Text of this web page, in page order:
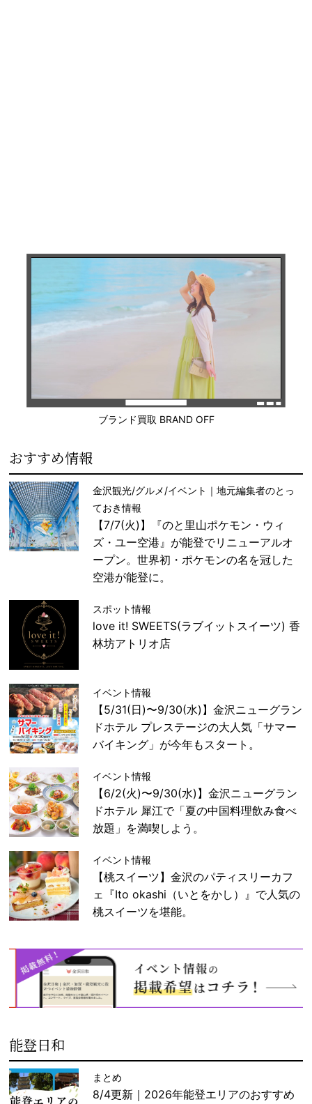
ブランド買取 BRAND OFF
おすすめ情報
金沢観光/グルメ/イベント｜地元編集者のとっ
ておき情報
【7/7(火)】『のと里山ポケモン・ウィ
ズ・ユー空港』が能登でリニューアルオ
ープン。世界初・ポケモンの名を冠した
空港が能登に。
スポット情報
love it! SWEETS(ラブイットスイーツ) 香
林坊アトリオ店
イベント情報
【5/31(日)〜9/30(水)】金沢ニューグラン
ドホテル プレステージの大人気「サマー
バイキング」が今年もスタート。
イベント情報
【6/2(火)〜9/30(水)】金沢ニューグラン
ドホテル 犀江で「夏の中国料理飲み食べ
放題」を満喫しよう。
イベント情報
【桃スイーツ】金沢のパティスリーカフ
ェ『Ito okashi（いとをかし）』で人気の
桃スイーツを堪能。
能登日和
まとめ
8/4更新｜2026年能登エリアのおすすめ